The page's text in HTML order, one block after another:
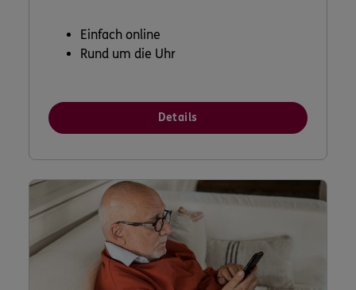
Einfach online
Rund um die Uhr
Details